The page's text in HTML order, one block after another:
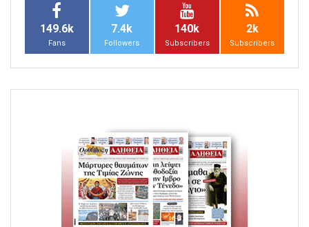
149.6k
Fans
7.4k
Followers
140k
Subscribers
2k
Subscribers